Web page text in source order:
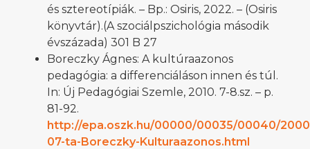
és sztereotípiák. – Bp.: Osiris, 2022. – (Osiris
könyvtár).(A szociálpszichológia második
évszázada) 301 B 27
Boreczky Ágnes: A kultúraazonos
pedagógia: a differenciáláson innen és túl.
In: Új Pedagógiai Szemle, 2010. 7-8.sz. – p.
81-92.
http://epa.oszk.hu/00000/00035/00040/
07-ta-Boreczky-Kulturaazonos.html